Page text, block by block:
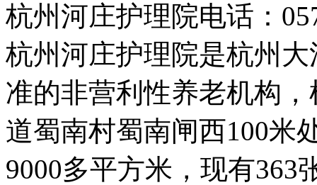
杭州河庄护理院电话：
杭州河庄护理院是杭州
准的非营利性养老机构
道蜀南村蜀南闸西100米
9000多平方米，现有363